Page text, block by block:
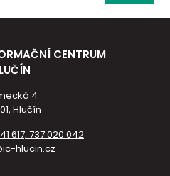
CENTRUM
4
Hlučín
617, 737 020 042
hlucin.cz